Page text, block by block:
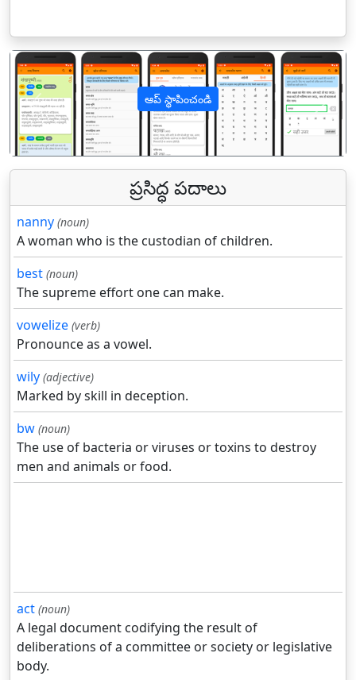
ఆప్ స్థాపించండి
पिछला
ప్రసిద్ధ పదాలు
nanny (noun)
A woman who is the custodian of children.
best (noun)
The supreme effort one can make.
vowelize (verb)
Pronounce as a vowel.
wily (adjective)
Marked by skill in deception.
bw (noun)
The use of bacteria or viruses or toxins to destroy
men and animals or food.
act (noun)
A legal document codifying the result of
deliberations of a committee or society or legislative
body.